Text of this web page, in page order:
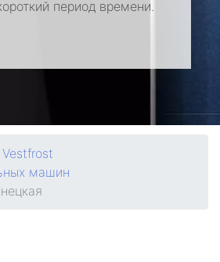
период времени.
машин